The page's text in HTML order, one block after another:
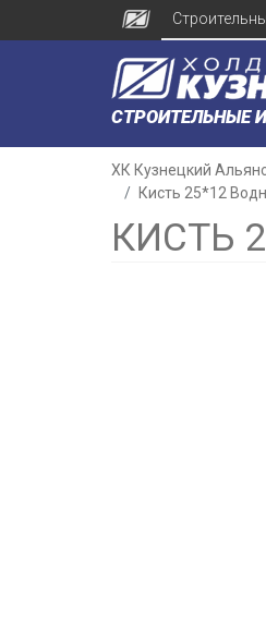
СТРОИТЕЛЬНЫЕ
ХК Кузнецкий
Кисть 25*12
КИСТЬ